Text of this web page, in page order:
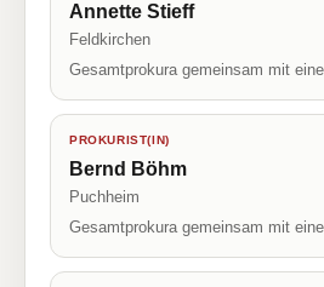
Annette Stieff
Feldkirchen
Gesamtprokura gemeinsam mit
PROKURIST(IN)
Bernd Böhm
Puchheim
Gesamtprokura gemeinsam mit